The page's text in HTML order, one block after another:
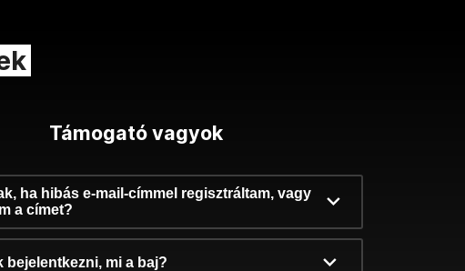
Támogató vagyok
ha hibás e-mail-címmel regisztráltam, vagy
a címet?
bejelentkezni, mi a baj?